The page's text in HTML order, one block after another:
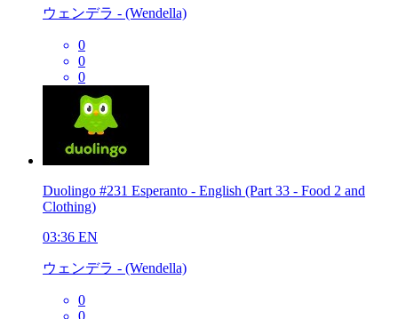
ウェンデラ - (Wendella)
0
0
0
Duolingo #231 Esperanto - English (Part 33 - Food 2 and
Clothing)
03:36 EN
ウェンデラ - (Wendella)
0
0